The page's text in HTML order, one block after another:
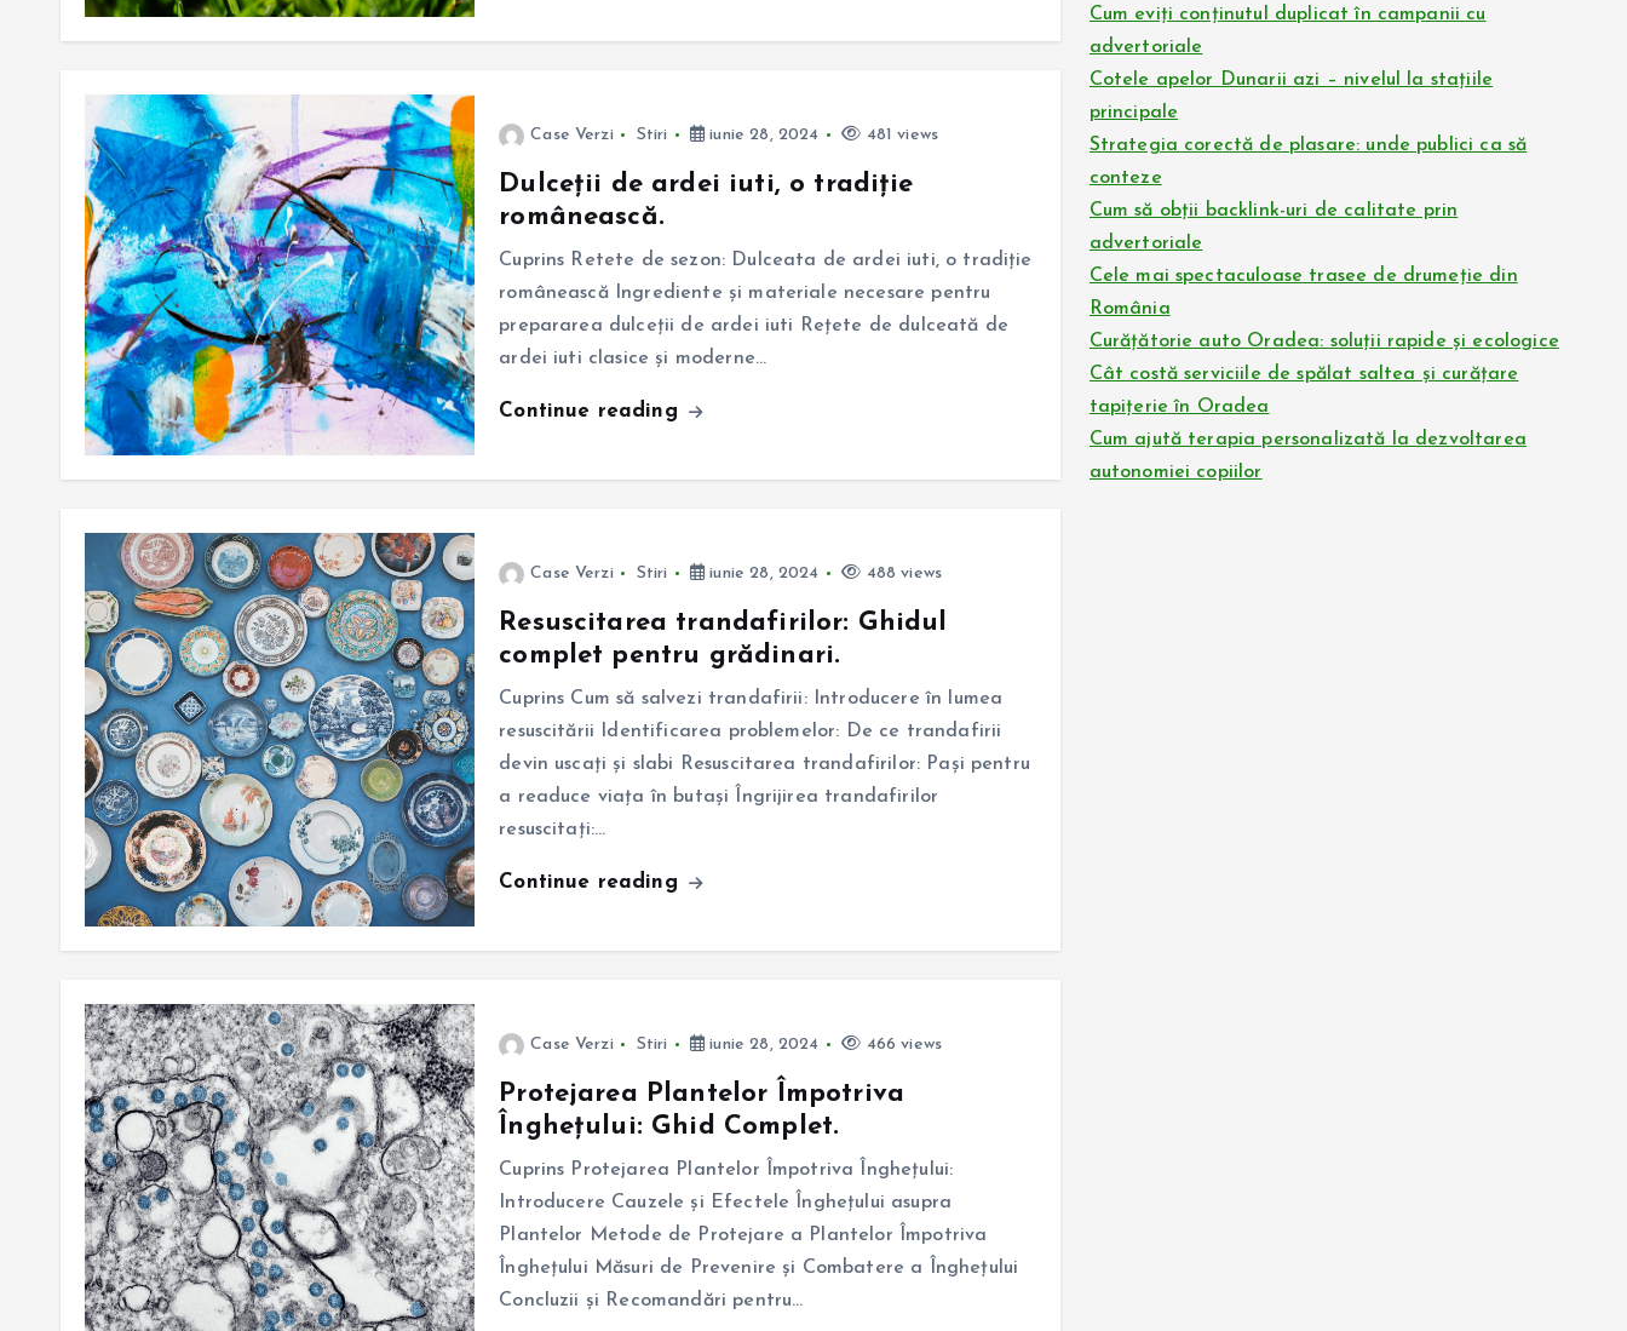
Case Verzi Stiri iunie 28, 2024 481 views
Dulceții de ardei iuti, o tradiție
românească.
Cuprins Retete de sezon: Dulceata de ardei iuti, o tradiție
românească Ingrediente și materiale necesare pentru
prepararea dulceții de ardei iuti Rețete de dulceată de
ardei iuti clasice și moderne…
Continue reading
Case Verzi Stiri iunie 28, 2024 488 views
Resuscitarea trandafirilor: Ghidul
complet pentru grădinari.
Cuprins Cum să salvezi trandafirii: Introducere în lumea
resuscitării Identificarea problemelor: De ce trandafirii
devin uscați și slabi Resuscitarea trandafirilor: Pași pentru
a readuce viața în butași Îngrijirea trandafirilor
resuscitați:…
Continue reading
Case Verzi Stiri iunie 28, 2024 466 views
Protejarea Plantelor Împotriva
Înghețului: Ghid Complet.
Cuprins Protejarea Plantelor Împotriva Înghețului:
Introducere Cauzele și Efectele Înghețului asupra
Plantelor Metode de Protejare a Plantelor Împotriva
Înghețului Măsuri de Prevenire și Combatere a Înghețului
Concluzii și Recomandări pentru…
Cum eviți conținutul duplicat în campanii cu
advertoriale
Cotele apelor Dunarii azi – nivelul la stațiile
principale
Strategia corectă de plasare: unde publici ca să
conteze
Cum să obții backlink-uri de calitate prin
advertoriale
Cele mai spectaculoase trasee de drumeție din
România
Curățătorie auto Oradea: soluții rapide și ecologice
Cât costă serviciile de spălat saltea și curățare
tapițerie în Oradea
Cum ajută terapia personalizată la dezvoltarea
autonomiei copiilor